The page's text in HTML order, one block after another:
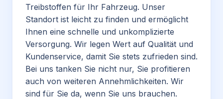
Treibstoffen für Ihr Fahrzeug. Unser
Standort ist leicht zu finden und ermöglicht
Ihnen eine schnelle und unkomplizierte
Versorgung. Wir legen Wert auf Qualität und
Kundenservice, damit Sie stets zufrieden sind.
Bei uns tanken Sie nicht nur, Sie profitieren
auch von weiteren Annehmlichkeiten. Wir
sind für Sie da, wenn Sie uns brauchen.